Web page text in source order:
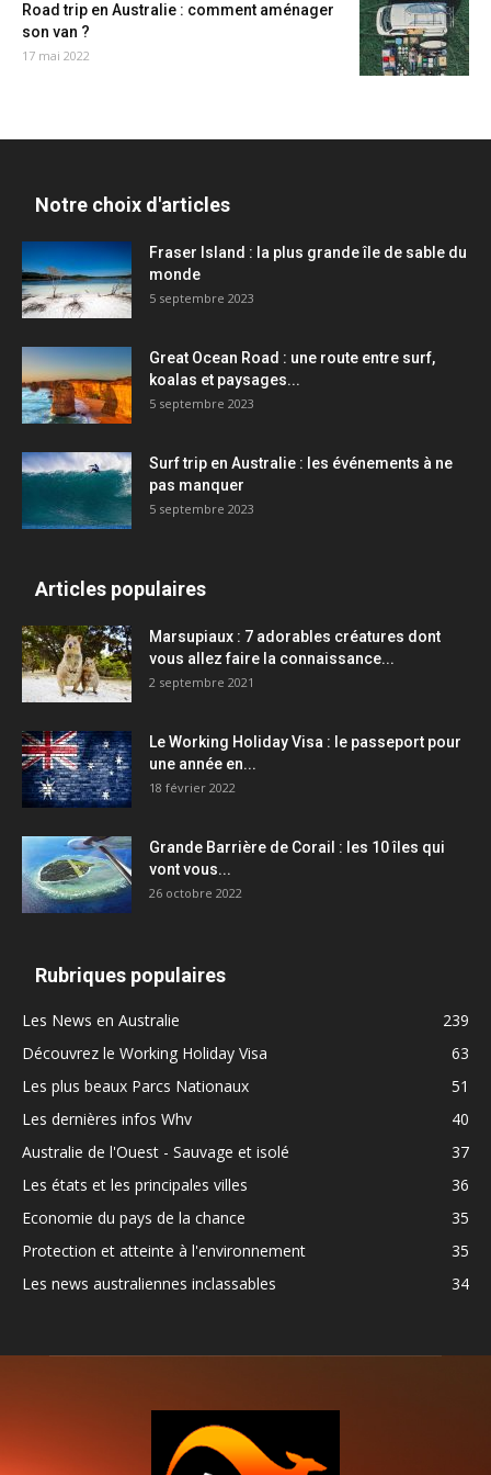
Road trip en Australie : comment aménager
son van ?
17 mai 2022
Notre choix d'articles
Fraser Island : la plus grande île de sable du
monde
5 septembre 2023
Great Ocean Road : une route entre surf,
koalas et paysages...
5 septembre 2023
Surf trip en Australie : les événements à ne
pas manquer
5 septembre 2023
Articles populaires
Marsupiaux : 7 adorables créatures dont
vous allez faire la connaissance...
2 septembre 2021
Le Working Holiday Visa : le passeport pour
une année en...
18 février 2022
Grande Barrière de Corail : les 10 îles qui
vont vous...
26 octobre 2022
Rubriques populaires
Les News en Australie
239
Découvrez le Working Holiday Visa
63
Les plus beaux Parcs Nationaux
51
Les dernières infos Whv
40
Australie de l'Ouest - Sauvage et isolé
37
Les états et les principales villes
36
Economie du pays de la chance
35
Protection et atteinte à l'environnement
35
Les news australiennes inclassables
34